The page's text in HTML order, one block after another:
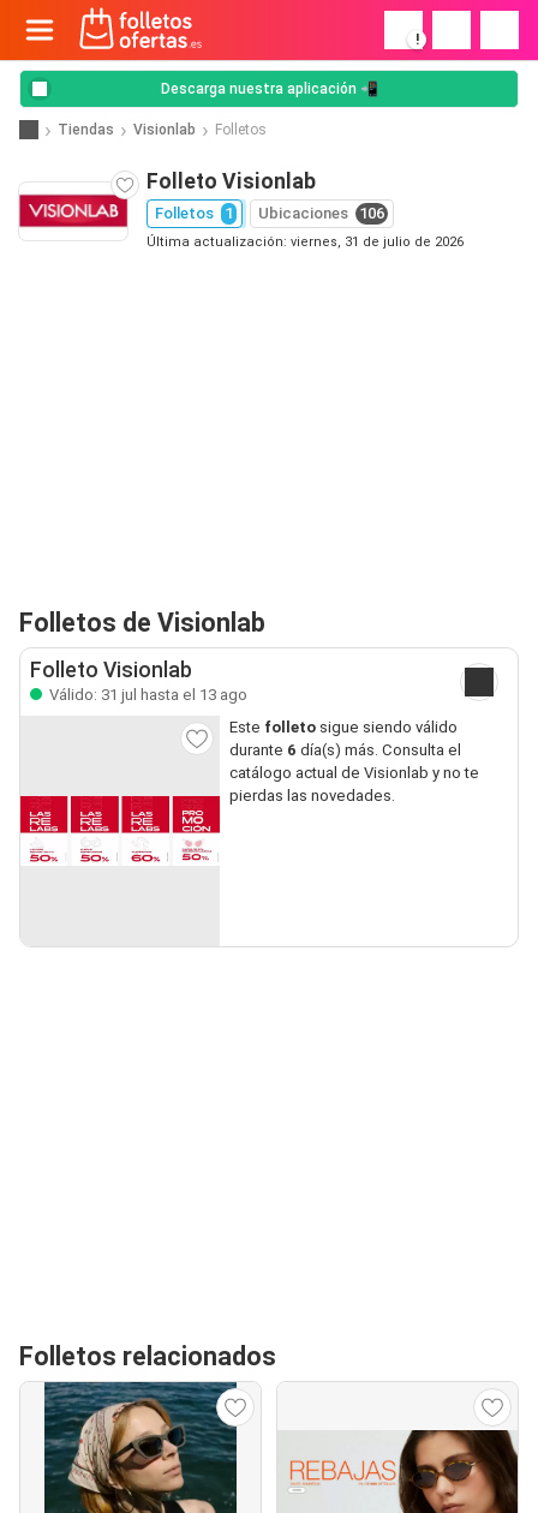
!
Descarga nuestra aplicación 📲
Tiendas Visionlab Folletos
Folleto Visionlab
Folletos 1 Ubicaciones 106
Última actualización: viernes, 31 de julio de 2026
Folletos de Visionlab
Folleto Visionlab
Válido: 31 jul hasta el 13 ago
Este folletosigue siendo válido
durante 6 día(s) más. Consulta el
catálogo actual de Visionlab y no te
pierdas las novedades.
Folletos relacionados